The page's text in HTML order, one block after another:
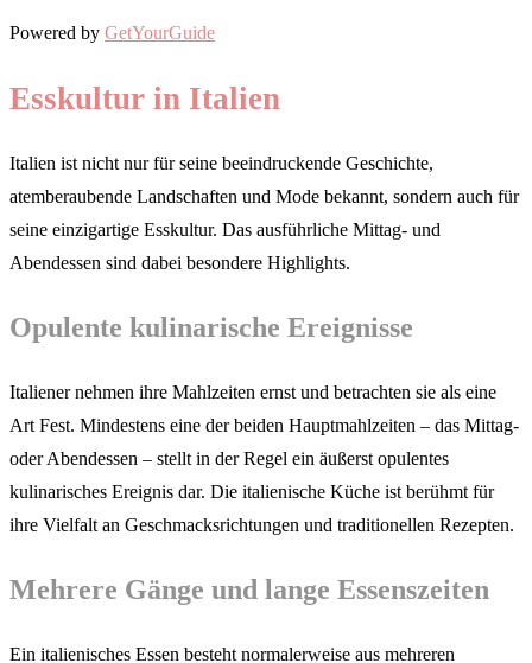
Powered by GetYourGuide
Esskultur in Italien
Italien ist nicht nur für seine beeindruckende Geschichte,
atemberaubende Landschaften und Mode bekannt, sondern auch für
seine einzigartige Esskultur. Das ausführliche Mittag- und
Abendessen sind dabei besondere Highlights.
Opulente kulinarische Ereignisse
Italiener nehmen ihre Mahlzeiten ernst und betrachten sie als eine
Art Fest. Mindestens eine der beiden Hauptmahlzeiten – das Mittag-
oder Abendessen – stellt in der Regel ein äußerst opulentes
kulinarisches Ereignis dar. Die italienische Küche ist berühmt für
ihre Vielfalt an Geschmacksrichtungen und traditionellen Rezepten.
Mehrere Gänge und lange Essenszeiten
Ein italienisches Essen besteht normalerweise aus mehreren